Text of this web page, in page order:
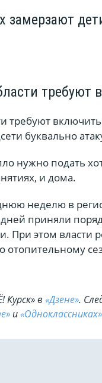
замерзают
требуют
требуют
буквально
нужно подать
и дома.
неделю в
приняли
При этом власти
отопительному
в «Дзене».
и«Одноклассниках»